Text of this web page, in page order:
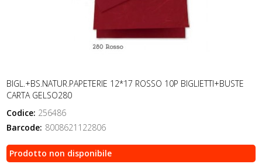
BIGL.+BS.NATUR.PAPETERIE 12*17 ROSSO 10P BIGLIETTI+BUSTE
CARTA GELSO280
Codice: 256486
Barcode: 8008621122806
Prodotto non disponibile